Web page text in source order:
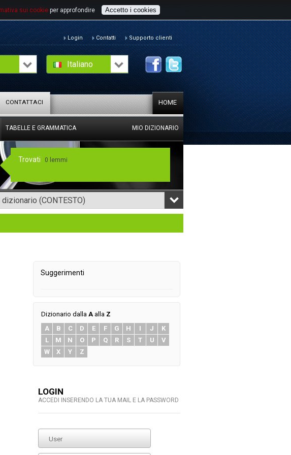
sui cookie per approfondire Accetto i cookies
Italiano
Login Contatti Supporto clienti
HOME
CONTATTACI
TABELLE E GRAMMATICA MIO DIZIONARIO
(CONTESTO)
Trovati 0 lemmi
Suggerimenti
Dizionario dalla A alla Z
A
B C D E F G H I J
K
L
M N O P Q R S T U
V
W
X Y Z
LOGIN
ACCEDI INSERENDO LA TUA MAIL E LA PASSWORD